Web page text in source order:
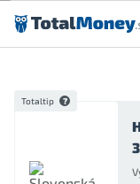
Preskočiť na obsah
Totaltip